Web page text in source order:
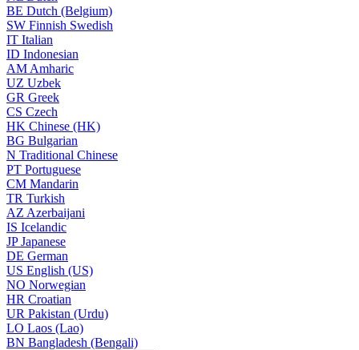
BE Dutch (Belgium)
SW Finnish Swedish
IT Italian
ID Indonesian
AM Amharic
UZ Uzbek
GR Greek
CS Czech
HK Chinese (HK)
BG Bulgarian
N Traditional Chinese
PT Portuguese
CM Mandarin
TR Turkish
AZ Azerbaijani
IS Icelandic
JPJapanese
DE German
US English (US)
NO Norwegian
HR Croatian
UR Pakistan (Urdu)
LO Laos (Lao)
BN Bangladesh (Bengali)